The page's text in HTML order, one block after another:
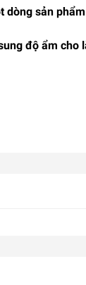
sản
độ ẩm cho
chống
khi thời tiết